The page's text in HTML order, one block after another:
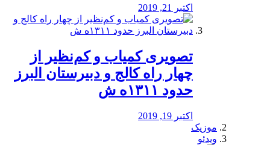
اکتبر 21, 2019
️تصویری کمیاب و کم‌نظیر از
چهار راه كالج و دبيرستان البرز
حدود ۱۳۱۱ه ش
اکتبر 19, 2019
موزیک
ویدئو